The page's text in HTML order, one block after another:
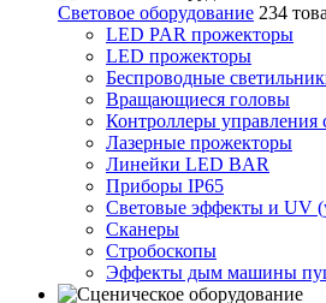
Световое оборудование 234
LED PAR прожекторы
LED прожекторы
Беспроводные
Вращающиеся головы
Контроллеры управления
Лазерные прожекторы
Линейки LED BAR
Приборы IP65
Световые эффекты и UV
Сканеры
Стробоскопы
Эффекты дым машины